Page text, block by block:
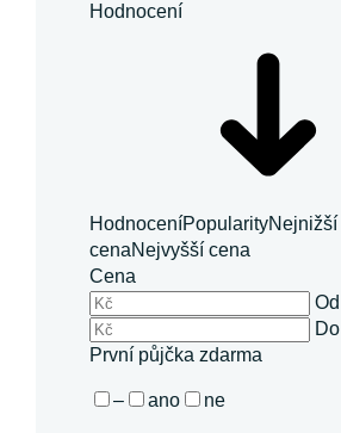
Hodnocení
HodnoceníPopularityNejnižší
cenaNejvyšší cena
Cena
Od
Do
První půjčka zdarma
– ano ne